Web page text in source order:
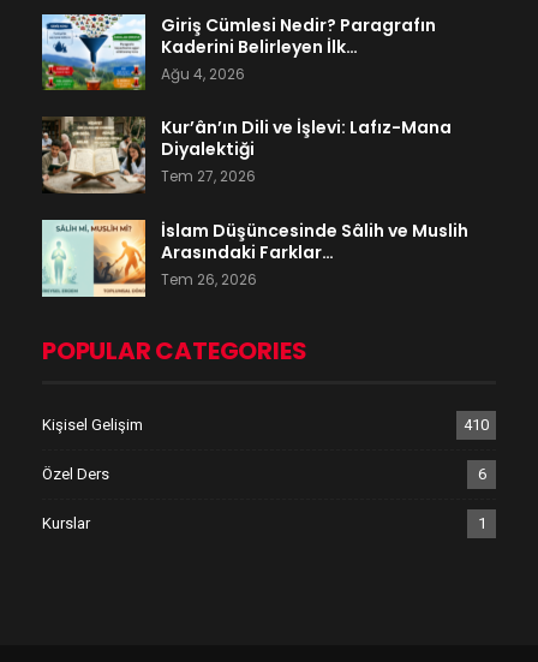
Giriş Cümlesi Nedir? Paragrafın
Kaderini Belirleyen İlk…
Ağu 4, 2026
Kur’ân’ın Dili ve İşlevi: Lafız-Mana
Diyalektiği
Tem 27, 2026
İslam Düşüncesinde Sâlih ve Muslih
Arasındaki Farklar…
Tem 26, 2026
POPULAR CATEGORIES
Kişisel Gelişim 410
Özel Ders 6
Kurslar 1